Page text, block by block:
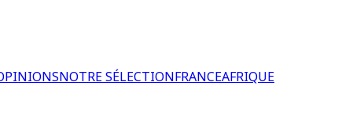
NOTRE SÉLECTIONFRANCEAFRIQUE